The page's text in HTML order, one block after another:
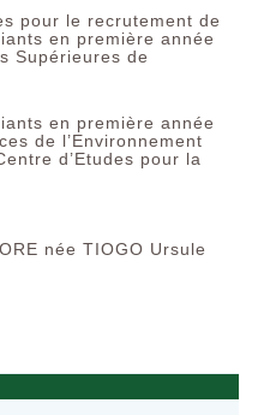
pour le recrutement de
en première année
Supérieures de
en première année
de l’Environnement
d’Etudes pour la
née TIOGO Ursule